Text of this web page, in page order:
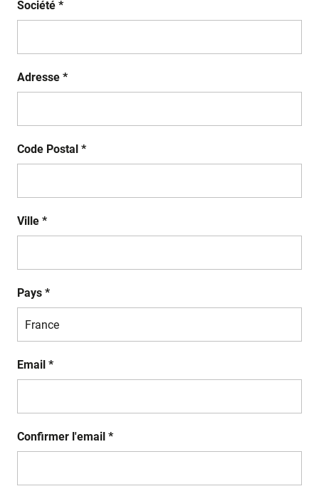
Société *
Adresse *
Code Postal *
Ville *
Pays *
Email *
Confirmer l'email *